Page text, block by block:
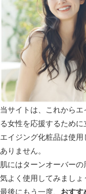
当サイトは、これから
る女性を応援するために
エイジング化粧品は使
ありません。
肌にはターンオーバー
気よく使用してみましょ
最後にもう一度、 おすす